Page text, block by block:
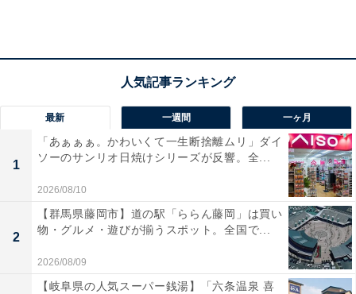
2022年は「洗えるフュージョンダウンスカート」という
商品名で販売されています。フュージョンダウンを使用
している商品は複数ありますが、共通の特徴は、なんと
最新 一週間 一ヶ月
1
「あぁぁぁ。かわいくて一生断捨離ムリ」ダイ
ソーのサンリオ日焼けシリーズが反響。全...
2026/08/10
2
【群馬県藤岡市】道の駅「ららん藤岡」は買い
物・グルメ・遊びが揃うスポット。全国で...
2026/08/09
【岐阜県の人気スーパー銭湯】「六条温泉 喜